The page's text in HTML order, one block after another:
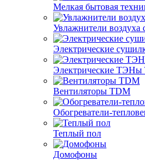
Мелкая бытовая
Увлажнители
Электрические
Электрические
Вентиляторы TDM
Обогреватели-
Теплый пол
Домофоны